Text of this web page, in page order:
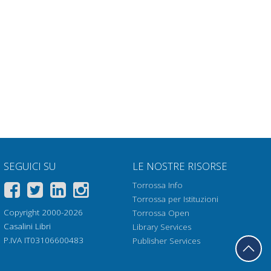
SEGUICI SU
Copyright 2000-2026
Casalini Libri
P.IVA IT03106600483
LE NOSTRE RISORSE
Torrossa Info
Torrossa per Istituzioni
Torrossa Open
Library Services
Publisher Services